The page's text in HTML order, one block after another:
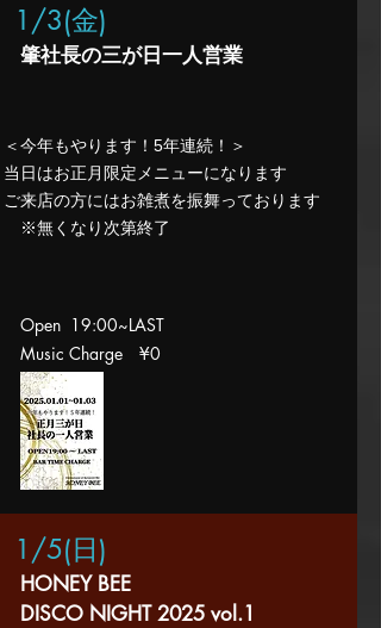
1/3(金)
肇社長の三が日一人営業
​＜今年もやります！5年連続！＞​​​
当日はお正月限定メニューになります
ご来店の方にはお雑煮を振舞っております
​ ※無くなり次第終了
Open 19:00~LAST
Music Charge ¥0
1/5(日)
HONEY BEE
DISCO NIGHT 2025 vol.1